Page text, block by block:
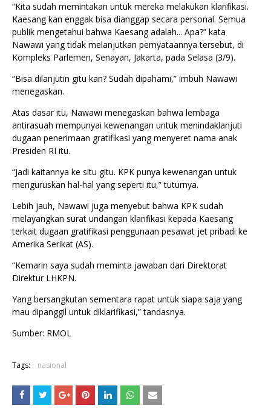
“Kita sudah memintakan untuk mereka melakukan klarifikasi.
Kaesang kan enggak bisa dianggap secara personal. Semua
publik mengetahui bahwa Kaesang adalah... Apa?” kata
Nawawi yang tidak melanjutkan pernyataannya tersebut, di
Kompleks Parlemen, Senayan, Jakarta, pada Selasa (3/9).
“Bisa dilanjutin gitu kan? Sudah dipahami,” imbuh Nawawi
menegaskan.
Atas dasar itu, Nawawi menegaskan bahwa lembaga
antirasuah mempunyai kewenangan untuk menindaklanjuti
dugaan penerimaan gratifikasi yang menyeret nama anak
Presiden RI itu.
“Jadi kaitannya ke situ gitu. KPK punya kewenangan untuk
menguruskan hal-hal yang seperti itu,” tuturnya.
Lebih jauh, Nawawi juga menyebut bahwa KPK sudah
melayangkan surat undangan klarifikasi kepada Kaesang
terkait dugaan gratifikasi penggunaan pesawat jet pribadi ke
Amerika Serikat (AS).
“Kemarin saya sudah meminta jawaban dari Direktorat
Direktur LHKPN.
Yang bersangkutan sementara rapat untuk siapa saja yang
mau dipanggil untuk diklarifikasi,” tandasnya.
Sumber: RMOL
Tags: nasional